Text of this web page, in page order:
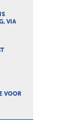
VIA
VOOR